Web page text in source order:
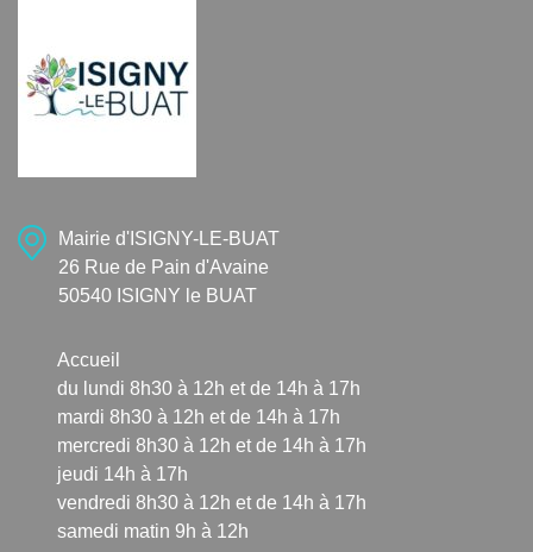
Mairie d'ISIGNY-LE-BUAT
26 Rue de Pain d'Avaine
50540 ISIGNY le BUAT
Accueil
du lundi 8h30 à 12h et de 14h à 17h
mardi 8h30 à 12h et de 14h à 17h
mercredi 8h30 à 12h et de 14h à 17h
jeudi 14h à 17h
vendredi 8h30 à 12h et de 14h à 17h
samedi matin 9h à 12h